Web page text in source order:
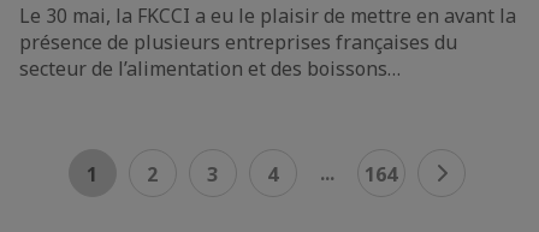
Le 30 mai, la FKCCI a eu le plaisir de mettre en avant la
présence de plusieurs entreprises françaises du
secteur de l’alimentation et des boissons…
1 2 3 4 ... 164